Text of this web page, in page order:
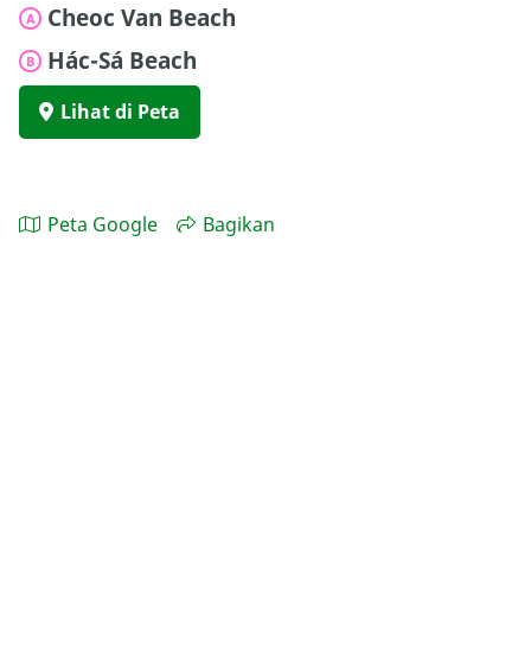
A Cheoc Van Beach
B Hác-Sá Beach
Lihat di Peta
Peta Google Bagikan